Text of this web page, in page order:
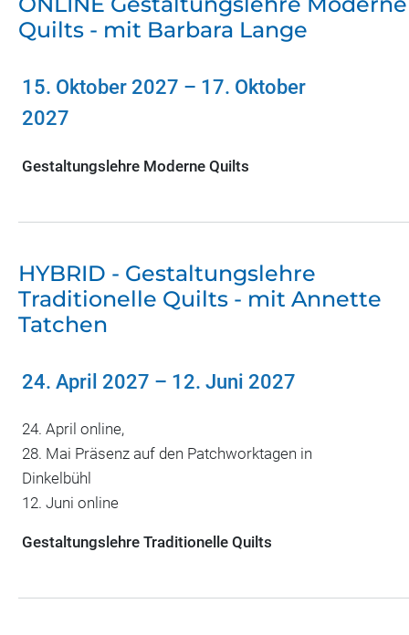
Quilts - mit Barbara Lange
15. Oktober 2027 – 17. Oktober
2027
Gestaltungslehre Moderne Quilts
HYBRID - Gestaltungslehre
Traditionelle Quilts - mit Annette
Tatchen
24. April 2027 – 12. Juni 2027
24. April online,
28. Mai Präsenz auf den Patchworktagen in
Dinkelbühl
12. Juni online
Gestaltungslehre Traditionelle Quilts